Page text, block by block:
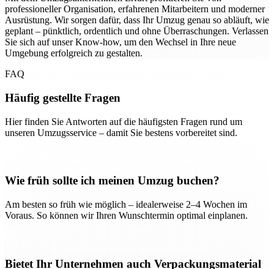
professioneller Organisation, erfahrenen Mitarbeitern und moderner
Ausrüstung. Wir sorgen dafür, dass Ihr Umzug genau so abläuft, wie
geplant – pünktlich, ordentlich und ohne Überraschungen. Verlassen
Sie sich auf unser Know-how, um den Wechsel in Ihre neue
Umgebung erfolgreich zu gestalten.
FAQ
Häufig gestellte Fragen
Hier finden Sie Antworten auf die häufigsten Fragen rund um
unseren Umzugsservice – damit Sie bestens vorbereitet sind.
Wie früh sollte ich meinen Umzug buchen?
Am besten so früh wie möglich – idealerweise 2–4 Wochen im
Voraus. So können wir Ihren Wunschtermin optimal einplanen.
Bietet Ihr Unternehmen auch Verpackungsmaterial